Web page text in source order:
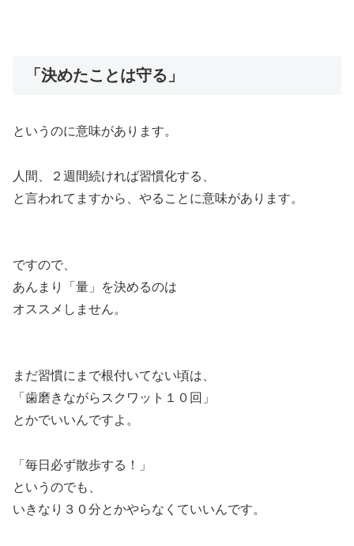
「決めたことは守る」
というのに意味があります。
人間、２週間続ければ習慣化する、
と言われてますから、やることに意味があります。
ですので、
あんまり「量」を決めるのは
オススメしません。
まだ習慣にまで根付いてない頃は、
「歯磨きながらスクワット１０回」
とかでいいんですよ。
「毎日必ず散歩する！」
というのでも、
いきなり３０分とかやらなくていいんです。